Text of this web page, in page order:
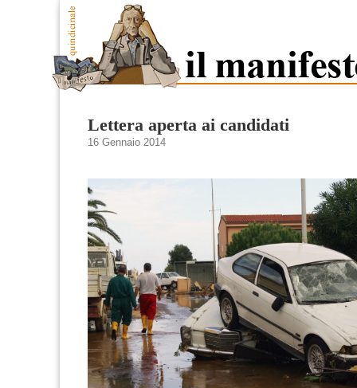
Lettera aperta ai candidati
16 Gennaio 2014